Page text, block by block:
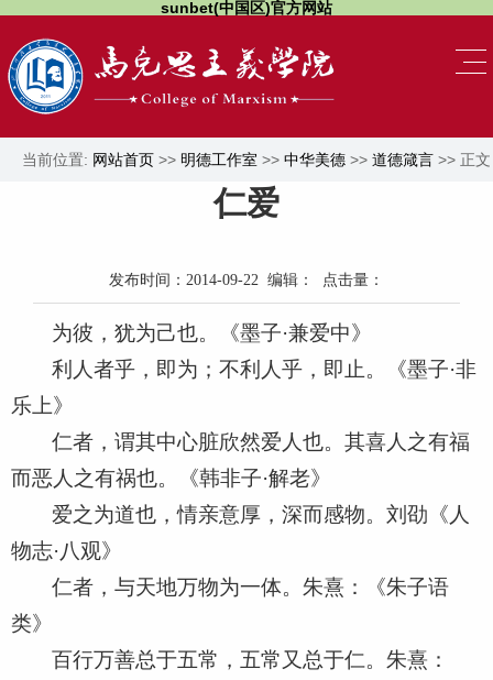
sunbet(中国区)官方网站
当前位置: 网站首页 >> 明德工作室 >> 中华美德 >> 道德箴言 >> 正文
仁爱
发布时间：2014-09-22 编辑： 点击量：
为彼，犹为己也。《墨子·兼爱中》
利人者乎，即为；不利人乎，即止。《墨子·非
乐上》
仁者，谓其中心脏欣然爱人也。其喜人之有福
而恶人之有祸也。《韩非子·解老》
爱之为道也，情亲意厚，深而感物。刘劭《人
物志·八观》
仁者，与天地万物为一体。朱熹：《朱子语
类》
百行万善总于五常，五常又总于仁。朱熹：